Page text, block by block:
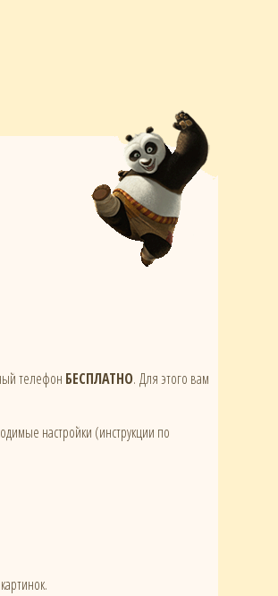
телефон БЕСПЛАТНО. Для этого вам
настройки (инструкции по